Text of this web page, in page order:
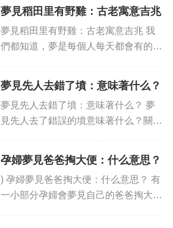
和財富。但是，在夢中，“兩棵”的意義
大有不同，它不再是一棵蘋果樹...
夢見稻田里有野雞：古老寓意吉兆
夢見稻田里有野雞：古老寓意吉兆 我
們都知道，夢是每個人每天都會有的，
稻田里有野雞古老傳說其中隱藏著吉
兆。 在中國古老的文化傳統中...
夢見先人去錯了墳：意味著什么？
夢見先人去錯了墳：意味著什么？ 夢
見先人去了錯誤的墳意味著什么？關于
墳，總的來說可以被解釋為失去的含
義。 夢見先人死了，也許是夢...
孕婦夢見爸爸掏大便：什么意思？
) 孕婦夢見爸爸掏大便：什么意思？ 有
一小部分孕婦會夢見自己的爸爸掏大